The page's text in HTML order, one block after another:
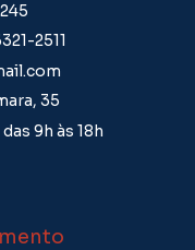
2511
35
9h às 18h